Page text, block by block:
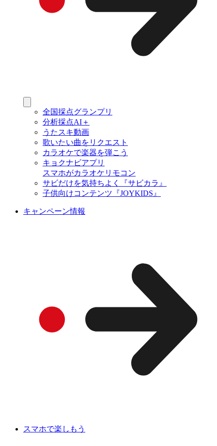
全国採点グランプリ
分析採点AI＋
うたスキ動画
歌いたい曲をリクエスト
カラオケで楽器を弾こう
キョクナビアプリ
スマホがカラオケリモコン
サビだけを気持ちよく『サビカラ』
子供向けコンテンツ『JOYKIDS』
キャンペーン情報
スマホで楽しもう